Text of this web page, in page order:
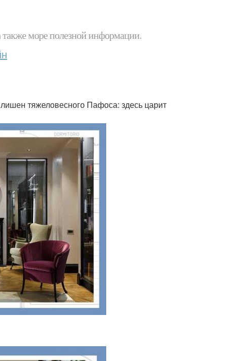
также море полезной информации.
тяжеловесного Пафоса: здесь царит